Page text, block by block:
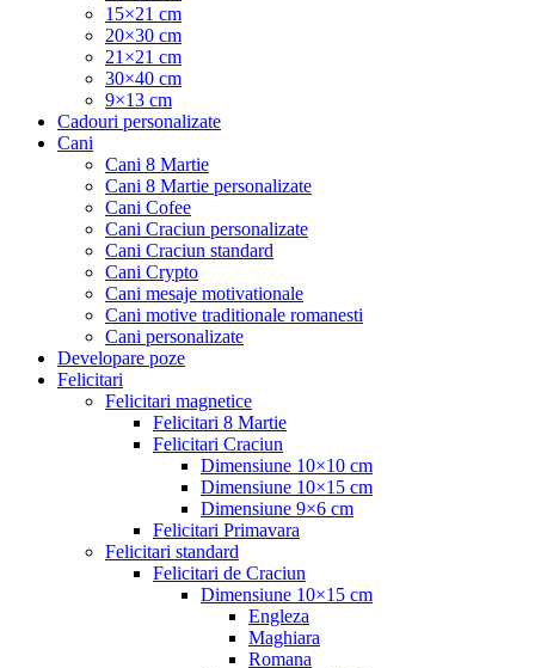
15×21 cm
20×30 cm
21×21 cm
30×40 cm
9×13 cm
Cadouri personalizate
Cani
Cani 8 Martie
Cani 8 Martie personalizate
Cani Cofee
Cani Craciun personalizate
Cani Craciun standard
Cani Crypto
Cani mesaje motivationale
Cani motive traditionale romanesti
Cani personalizate
Developare poze
Felicitari
Felicitari magnetice
Felicitari 8 Martie
Felicitari Craciun
Dimensiune 10×10 cm
Dimensiune 10×15 cm
Dimensiune 9×6 cm
Felicitari Primavara
Felicitari standard
Felicitari de Craciun
Dimensiune 10×15 cm
Engleza
Maghiara
Romana